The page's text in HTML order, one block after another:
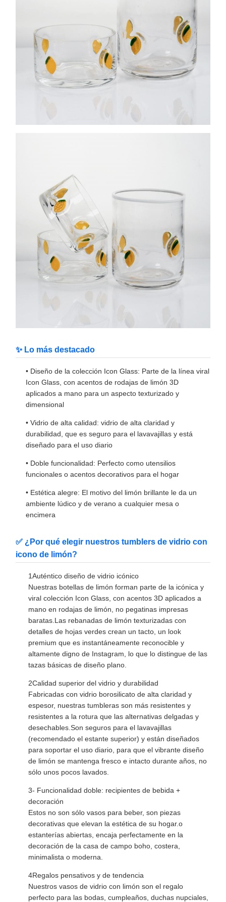
✨ Lo más destacado
• Diseño de la colección Icon Glass: Parte de la línea viral
Icon Glass, con acentos de rodajas de limón 3D
aplicados a mano para un aspecto texturizado y
dimensional
• Vidrio de alta calidad: vidrio de alta claridad y
durabilidad, que es seguro para el lavavajillas y está
diseñado para el uso diario
• Doble funcionalidad: Perfecto como utensilios
funcionales o acentos decorativos para el hogar
• Estética alegre: El motivo del limón brillante le da un
ambiente lúdico y de verano a cualquier mesa o
encimera
✅ ¿Por qué elegir nuestros tumblers de vidrio con
icono de limón?
1Auténtico diseño de vidrio icónico
Nuestras botellas de limón forman parte de la icónica y
viral colección Icon Glass, con acentos 3D aplicados a
mano en rodajas de limón, no pegatinas impresas
baratas.Las rebanadas de limón texturizadas con
detalles de hojas verdes crean un tacto, un look
premium que es instantáneamente reconocible y
altamente digno de Instagram, lo que lo distingue de las
tazas básicas de diseño plano.
2Calidad superior del vidrio y durabilidad
Fabricadas con vidrio borosilicato de alta claridad y
espesor, nuestras tumbleras son más resistentes y
resistentes a la rotura que las alternativas delgadas y
desechables.Son seguros para el lavavajillas
(recomendado el estante superior) y están diseñados
para soportar el uso diario, para que el vibrante diseño
de limón se mantenga fresco e intacto durante años, no
sólo unos pocos lavados.
3- Funcionalidad doble: recipientes de bebida +
decoración
Estos no son sólo vasos para beber, son piezas
decorativas que elevan la estética de su hogar.o
estanterías abiertas, encaja perfectamente en la
decoración de la casa de campo boho, costera,
minimalista o moderna.
4Regalos pensativos y de tendencia
Nuestros vasos de vidrio con limón son el regalo
perfecto para las bodas, cumpleaños, duchas nupciales,